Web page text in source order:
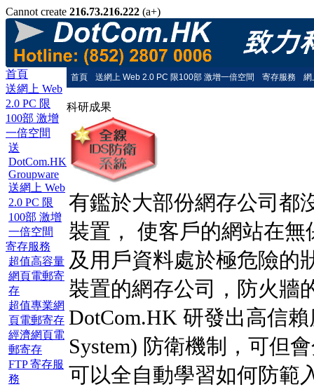
Cannot create 216.73.216.222 (a+)
首頁
送網上 Web
2.0 PC 限
100部 激增
一倍空間
送
DotCom.HK
Groupware
送網上 Web
2.0 PC 限
100部 激增
一倍空間
寄存服務
超值高容量
網頁電郵寄
存
超值專業網
頁電郵寄存
經濟網頁電
郵寄存
FTP 寄存服
務
首頁 送網上 Web 2.0 PC 限100部 激增一倍空間 寄存服務 網
科研成果
有鑑於大部份網存公司都
裝置， 使客戶的網站在
及用戶資料處於極危險的
裝置的網存公司，防火牆
DotCom.HK 研發出高信
System) 防衛機制，可但
可以全自動學習如何防範